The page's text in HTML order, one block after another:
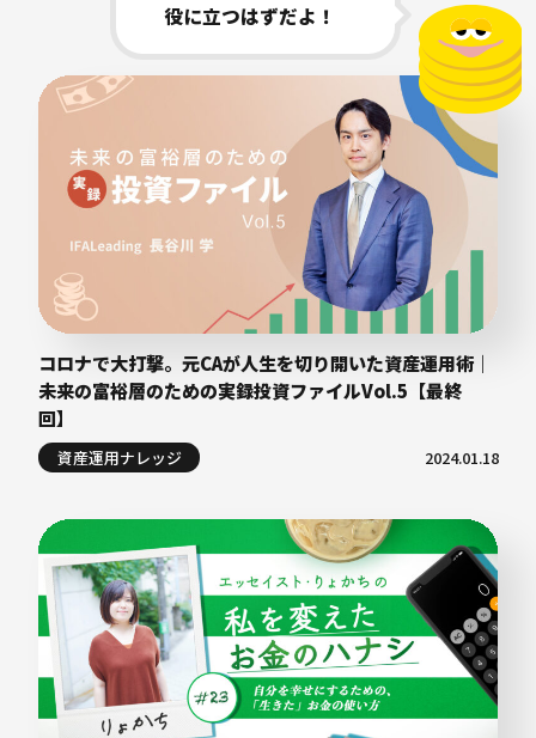
役に立つはずだよ！
コロナで大打撃。元CAが人生を切り開いた資産運用術｜
未来の富裕層のための実録投資ファイルVol.5【最終
回】
資産運用ナレッジ 2024.01.18